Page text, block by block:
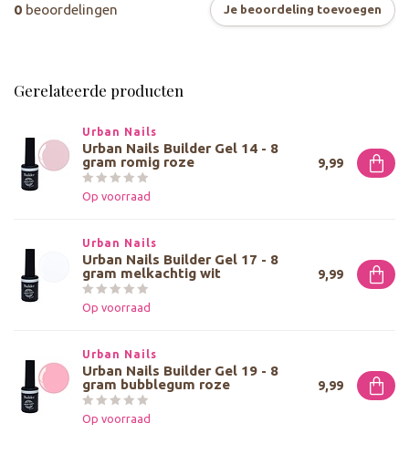
0 beoordelingen Je beoordeling toevoegen
Gerelateerde producten
Urban Nails
Urban Nails Builder Gel 14 - 8
gram romig roze
Op voorraad
9,99
Urban Nails
Urban Nails Builder Gel 17 - 8
gram melkachtig wit
Op voorraad
9,99
Urban Nails
Urban Nails Builder Gel 19 - 8
gram bubblegum roze
Op voorraad
9,99